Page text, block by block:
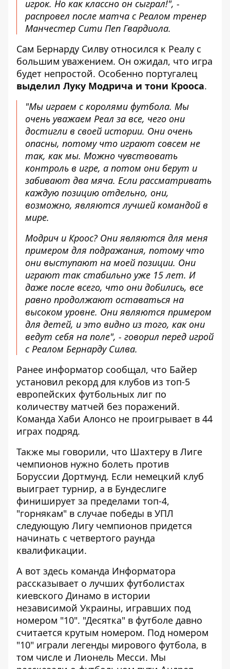
игрок. Но как классно он сыграл!", -
распровел после матча с Реалом тренер
Манчестер Сити Пеп Гвардиола.
Сам Бернарду Силву относился к Реалу с
большим уважением. Он ожидал, что игра
будет непростой. Особенно португалец
выделил Луку Модрича и тони Крооса.
"Мы играем с королями футбола. Мы
очень уважаем Реал за все, чего они
достигли в своей истории. Они очень
опасны, потому что играют совсем не
так, как мы. Можно чувствовать
контроль в игре, а потом они берут и
забивают два мяча. Если рассматривать
каждую позицию отдельно, они,
возможно, являются лучшей командой в
мире.
Модрич и Кроос? Они являются для меня
примером для подражания, потому что
они выступают на моей позиции. Они
играют так стабильно уже 15 лет. И
даже после всего, что они добились, все
равно продолжают оставаться на
высоком уровне. Они являются примером
для детей, и это видно из того, как они
ведут себя на поле", - говорил перед игрой
с Реалом Бернарду Силва.
Ранее информатор сообщал, что Байер
установил рекорд для клубов из топ-5
европейских футбольных лиг по
количеству матчей без поражений.
Команда Хаби Алонсо не проигрывает в 44
играх подряд.
Также мы говорили, что Шахтеру в Лиге
чемпионов нужно болеть против
Боруссии Дортмунд. Если немецкий клуб
выиграет турнир, а в Бундеслиге
финиширует за пределами топ-4,
"горнякам" в случае победы в УПЛ
следующую Лигу чемпионов придется
начинать с четвертого раунда
квалификации.
А вот здесь команда Информатора
рассказывает о лучших футболистах
киевского Динамо в истории
независимой Украины, игравших под
номером "10". "Десятка" в футболе давно
считается крутым номером. Под номером
"10" играли легенды мирового футбола, в
том числе и Лионель Месси. Мы